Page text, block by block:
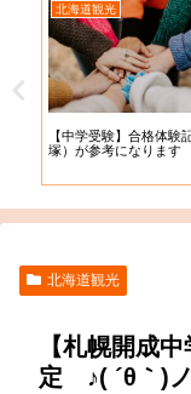
北海道観光
【中学受験】合格体験
塚）が参考になります
北海道観光
【札幌開成
定 ♪( ´θ｀)ノ